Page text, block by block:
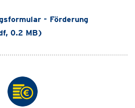
- Förderung
0.2 MB)